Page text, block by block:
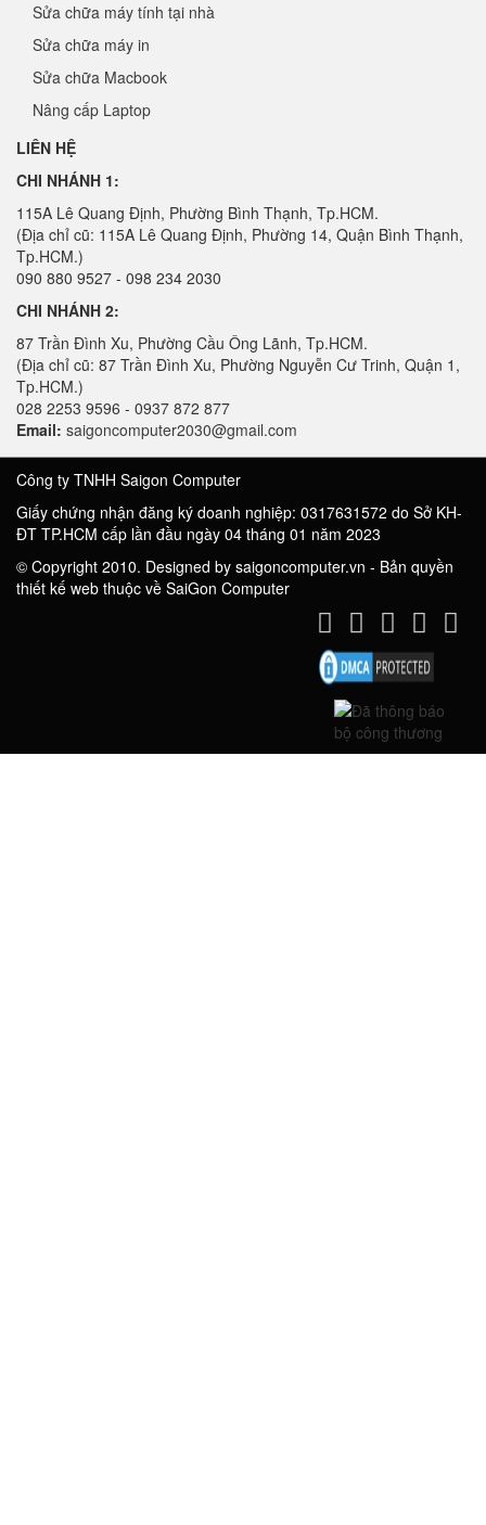
Sửa chữa máy tính tại nhà
Sửa chữa máy in
Sửa chữa Macbook
Nâng cấp Laptop
LIÊN HỆ
CHI NHÁNH 1:
115A Lê Quang Định, Phường Bình Thạnh, Tp.HCM.
(Địa chỉ cũ: 115A Lê Quang Định, Phường 14, Quận Bình Thạnh,
Tp.HCM.)
090 880 9527 - 098 234 2030
CHI NHÁNH 2:
87 Trần Đình Xu, Phường Cầu Ông Lãnh, Tp.HCM.
(Địa chỉ cũ: 87 Trần Đình Xu, Phường Nguyễn Cư Trinh, Quận 1,
Tp.HCM.)
028 2253 9596 - 0937 872 877
Email: saigoncomputer2030@gmail.com
Công ty TNHH Saigon Computer
Giấy chứng nhận đăng ký doanh nghiệp: 0317631572 do Sở KH-
ĐT TP.HCM cấp lần đầu ngày 04 tháng 01 năm 2023
© Copyright 2010. Designed by saigoncomputer.vn - Bản quyền
thiết kế web thuộc về SaiGon Computer